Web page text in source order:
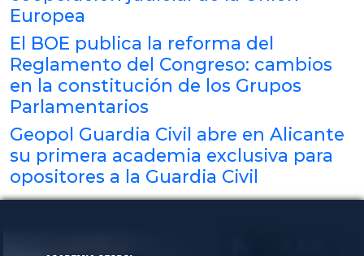
Europea
El BOE publica la reforma del
Reglamento del Congreso: cambios
en la constitución de los Grupos
Parlamentarios
Geopol Guardia Civil abre en Alicante
su primera academia exclusiva para
opositores a la Guardia Civil